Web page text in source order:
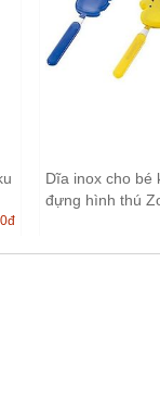
đ
Dĩa inox cho bé
đựng hình thú